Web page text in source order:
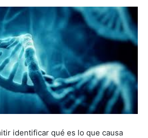
identificar qué es lo que causa